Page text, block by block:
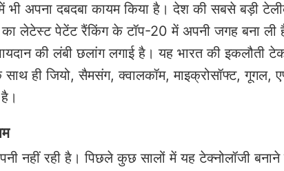
अपना दबदबा कायम किया है। देश की सबसे बड़ी
का लेटेस्ट पेटेंट रैंकिंग के टॉप-20 में अपनी जगह बना ली
की लंबी छलांग लगाई है। यह भारत की इकलौती
ही जियो, सैमसंग, क्वालकॉम, माइक्रोसॉफ्ट, गूगल,
नहीं रही है। पिछले कुछ सालों में यह टेक्नोलॉजी